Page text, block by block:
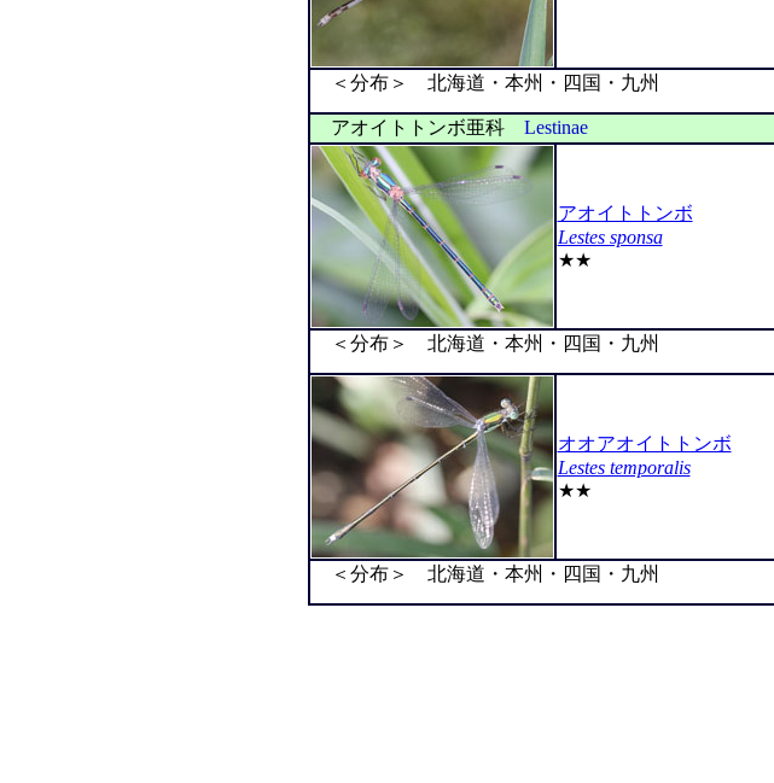
＜分布＞ 北海道・本州・四国・九州
アオイトトンボ亜科 Lestinae
アオイトトンボ
Lestes sponsa
★★
＜分布＞ 北海道・本州・四国・九州
オオアオイトトンボ
Lestes temporalis
★★
＜分布＞ 北海道・本州・四国・九州